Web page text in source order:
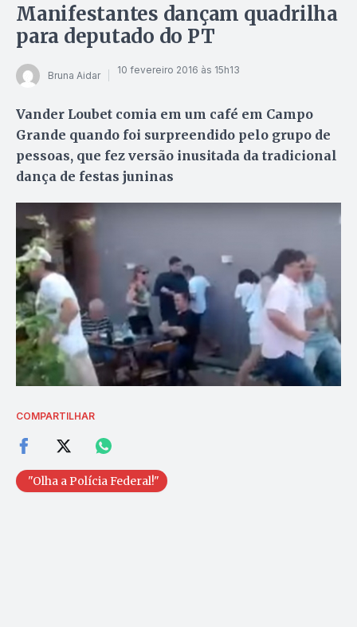
Manifestantes dançam quadrilha
para deputado do PT
Bruna Aidar 10 fevereiro 2016 às 15h13
Vander Loubet comia em um café em Campo
Grande quando foi surpreendido pelo grupo de
pessoas, que fez versão inusitada da tradicional
dança de festas juninas
COMPARTILHAR
"Olha a Polícia Federal!"